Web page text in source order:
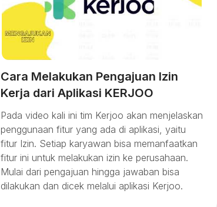
Cara Melakukan Pengajuan Izin
Kerja dari Aplikasi KERJOO
Pada video kali ini tim Kerjoo akan menjelaskan
penggunaan fitur yang ada di aplikasi, yaitu
fitur Izin. Setiap karyawan bisa memanfaatkan
fitur ini untuk melakukan izin ke perusahaan.
Mulai dari pengajuan hingga jawaban bisa
dilakukan dan dicek melalui aplikasi Kerjoo.